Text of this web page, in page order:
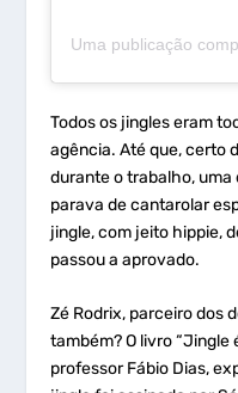
Todos os jingles eram
agência. Até que, certo
durante o trabalho, uma
parava de cantarolar
jingle, com jeito hippie,
passou a aprovado.
Zé Rodrix, parceiro dos
também? O livro “Jingle
professor Fábio Dias,